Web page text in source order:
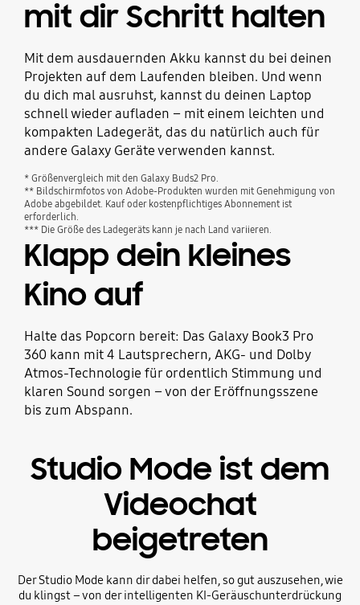
mit dir Schritt halten
Mit dem ausdauernden Akku kannst du bei deinen
Projekten auf dem Laufenden bleiben. Und wenn
du dich mal ausruhst, kannst du deinen Laptop
schnell wieder aufladen – mit einem leichten und
kompakten Ladegerät, das du natürlich auch für
andere Galaxy Geräte verwenden kannst.
* Größenvergleich mit den Galaxy Buds2 Pro.
** Bildschirmfotos von Adobe-Produkten wurden mit Genehmigung von
Adobe abgebildet. Kauf oder kostenpflichtiges Abonnement ist
erforderlich.
*** Die Größe des Ladegeräts kann je nach Land variieren.
Klapp dein kleines
Kino auf
Halte das Popcorn bereit: Das Galaxy Book3 Pro
360 kann mit 4 Lautsprechern, AKG- und Dolby
Atmos-Technologie für ordentlich Stimmung und
klaren Sound sorgen – von der Eröffnungsszene
bis zum Abspann.
Studio Mode ist dem
Videochat
beigetreten
Der Studio Mode kann dir dabei helfen, so gut auszusehen, wie
du klingst – von der intelligenten KI-Geräuschunterdrückung